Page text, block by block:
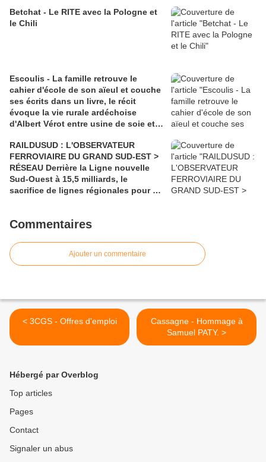
Betchat - Le RITE avec la Pologne et
le Chili
Escoulis - La famille retrouve le
cahier d'école de son aïeul et couche
ses écrits dans un livre, le récit
évoque la vie rurale ardéchoise
d'Albert Vérot entre usine de soie et
RAILDUSUD : L'OBSERVATEUR
FERROVIAIRE DU GRAND SUD-EST >
RÉSEAU Derrière la Ligne nouvelle
Sud-Ouest à 15,5 milliards, le
sacrifice de lignes régionales pour 50
Commentaires
Ajouter un commentaire
< 3CGS - Offres d'emploi
Cassagne - Hommage à
Samuel PATY. >
Hébergé par Overblog
Top articles
Pages
Contact
Signaler un abus